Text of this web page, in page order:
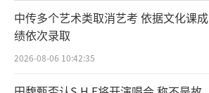
中传多个艺术类取消艺考 依据文化课成
绩依次录取
2026-08-06 10:42:35